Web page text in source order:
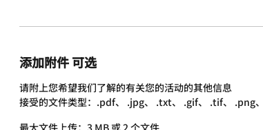
添加附件 可选
请附上您希望我们了解的有关您的活动的其他信息
接受的文件类型：.pdf、 .jpg、 .txt、 .gif、 .tif、 .png
最大文件上传：3 MB 或 2 个文件